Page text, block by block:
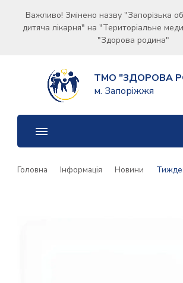
Важливо! Змінено назву "Запорізька
дитяча лікарня" на "Територіальне
"Здорова родина"
ТМО "ЗДОРОВА
м. Запоріжжя
Головна Інформація Новини